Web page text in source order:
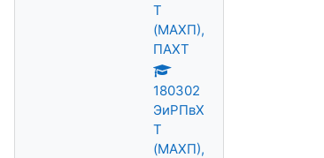
Т
(МАХП),
ПАХТ
180302
ЭиРПвХ
Т
(МАХП),